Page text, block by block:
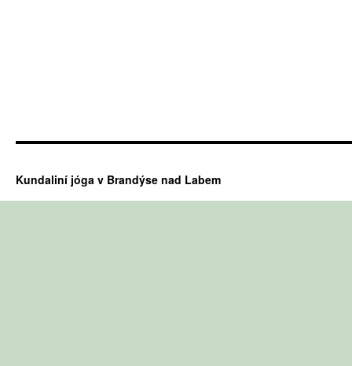
Kundaliní jóga v Brandýse nad Labem